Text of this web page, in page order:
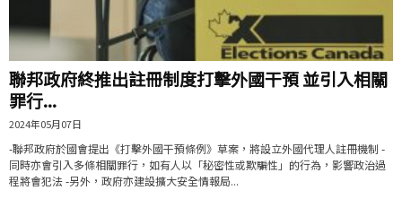
聯邦政府終推出註冊制度打擊外國干預 並引入相關
罪行...
2024年05月07日
-聯邦政府於國會提出《打擊外國干預條例》草案，將設立外國代理人註冊機制 -
同時亦會引入多條相關罪行，如有人以「秘密性或欺騙性」的行為，影響政治過
程將會犯法 -另外，政府亦建設擴大安全情報局...